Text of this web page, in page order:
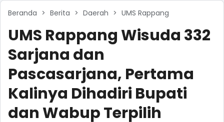
Beranda Berita Daerah UMS Rappang
UMS Rappang Wisuda 332
Sarjana dan
Pascasarjana, Pertama
Kalinya Dihadiri Bupati
dan Wabup Terpilih